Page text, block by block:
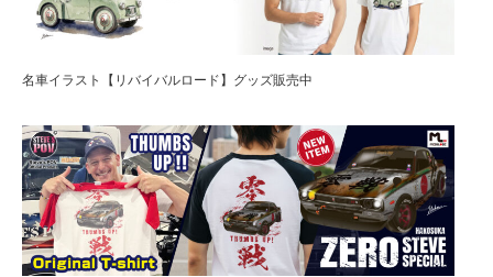
名車イラスト【リバイバルロード】グッズ販売中